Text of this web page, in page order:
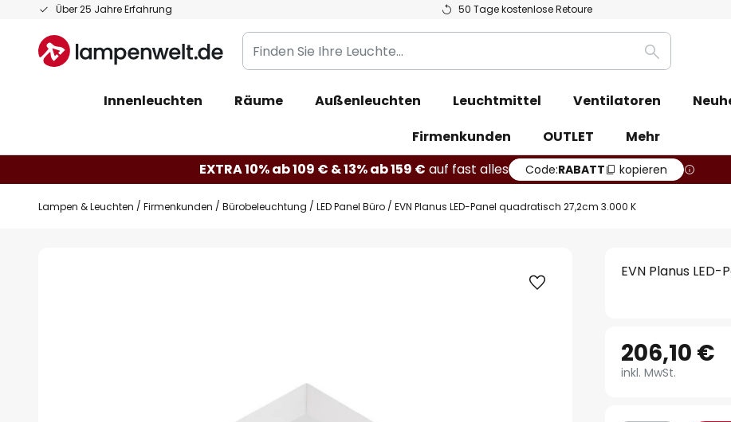
Über 25 Jahre Erfahrung 50 Tage kostenlose Retoure
Zum
springen
Finden
Sie
Leuchte...
Suche
Innenleuchten Räume Außenleuchten Leuchtmittel Ventilatoren
Firmenkunden
OUTLET
Mehr
EXTRA 10% ab 109 € & 13% ab 159 € auf fast alles Code:RABATT kopieren
Lampen & Leuchten Firmenkunden Bürobeleuchtung LED Panel Büro EVN Planus LED-Panel quadratisch 27,2cm 3.000 K
EVN Planus
206,10 €
inkl. MwSt.